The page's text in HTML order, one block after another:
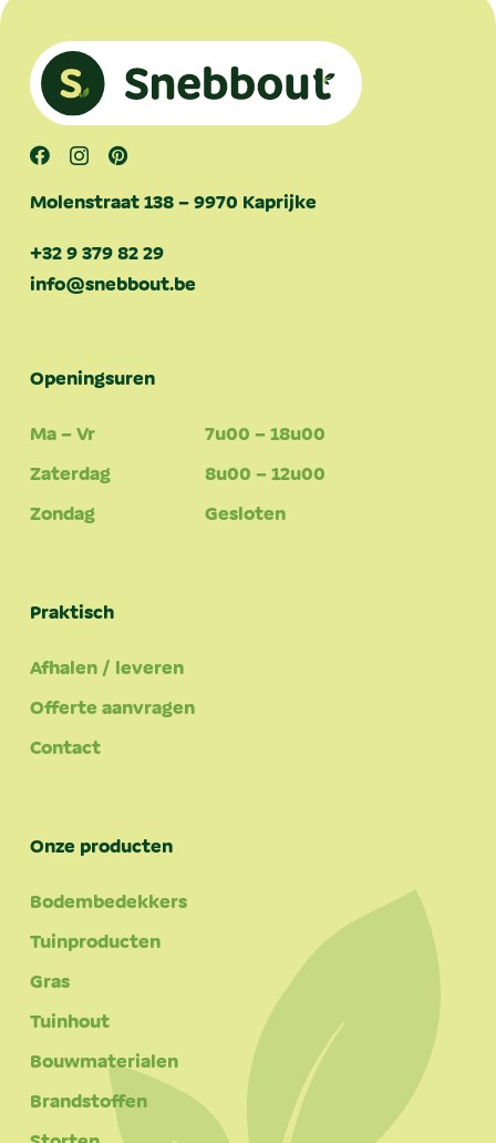
Molenstraat 138 – 9970 Kaprijke
+32 9 379 82 29
info@snebbout.be
Openingsuren
Ma – Vr
7u00 – 18u00
Zaterdag
8u00 – 12u00
Zondag
Gesloten
Praktisch
Afhalen / leveren
Offerte aanvragen
Contact
Onze producten
Bodembedekkers
Tuinproducten
Gras
Tuinhout
Bouwmaterialen
Brandstoffen